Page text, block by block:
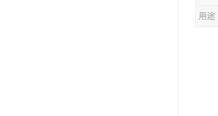
用途